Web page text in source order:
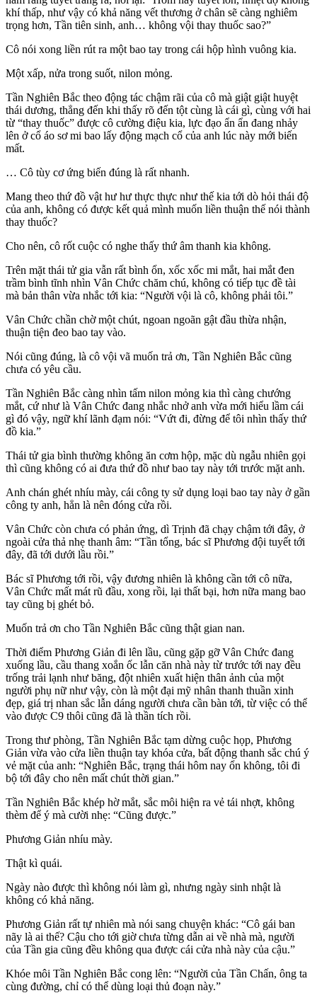
khí thấp, như vậy có khả năng vết thương ở chân sẽ càng nghiêm
trọng hơn, Tần tiên sinh, anh… không vội thay thuốc sao?”
Cô nói xong liền rút ra một bao tay trong cái hộp hình vuông kia.
Một xấp, nửa trong suốt, nilon mỏng.
Tần Nghiên Bắc theo động tác chậm rãi của cô mà giật giật huyệt
thái dương, thẳng đến khi thấy rõ đến tột cùng là cái gì, cùng với hai
từ “thay thuốc” được cô cường điệu kia, lực đạo ẩn ẩn đang nhảy
lên ở cổ áo sơ mi bao lấy động mạch cổ của anh lúc này mới biến
mất.
… Cô tùy cơ ứng biến đúng là rất nhanh.
Mang theo thứ đồ vật hư hư thực thực như thế kia tới dò hỏi thái độ
của anh, không có được kết quả mình muốn liền thuận thế nói thành
thay thuốc?
Cho nên, cô rốt cuộc có nghe thấy thứ âm thanh kia không.
Trên mặt thái tử gia vẫn rất bình ổn, xốc xốc mi mắt, hai mắt đen
trầm bình tĩnh nhìn Vân Chức chăm chú, không có tiếp tục đề tài
mà bản thân vừa nhắc tới kia: “Người vội là cô, không phải tôi.”
Vân Chức chần chờ một chút, ngoan ngoãn gật đầu thừa nhận,
thuận tiện đeo bao tay vào.
Nói cũng đúng, là cô vội vã muốn trả ơn, Tần Nghiên Bắc cũng
chưa có yêu cầu.
Tần Nghiên Bắc càng nhìn tấm nilon mỏng kia thì càng chướng
mắt, cứ như là Vân Chức đang nhắc nhở anh vừa mới hiểu lầm cái
gì đó vậy, ngữ khí lãnh đạm nói: “Vứt đi, đừng để tôi nhìn thấy thứ
đồ kia.”
Thái tử gia bình thường không ăn cơm hộp, mặc dù ngẫu nhiên gọi
thì cũng không có ai đưa thứ đồ như bao tay này tới trước mặt anh.
Anh chán ghét nhíu mày, cái công ty sử dụng loại bao tay này ở gần
công ty anh, hẳn là nên đóng cửa rồi.
Vân Chức còn chưa có phản ứng, dì Trịnh đã chạy chậm tới đây, ở
ngoài cửa thả nhẹ thanh âm: “Tần tổng, bác sĩ Phương đội tuyết tới
đây, đã tới dưới lầu rồi.”
Bác sĩ Phương tới rồi, vậy đương nhiên là không cần tới cô nữa,
Vân Chức mất mát rũ đầu, xong rồi, lại thất bại, hơn nữa mang bao
tay cũng bị ghét bỏ.
Muốn trả ơn cho Tần Nghiên Bắc cũng thật gian nan.
Thời điểm Phương Giản đi lên lầu, cũng gặp gỡ Vân Chức đang
xuống lầu, cầu thang xoắn ốc lẫn căn nhà này từ trước tới nay đều
trống trải lạnh như băng, đột nhiên xuất hiện thân ảnh của một
người phụ nữ như vậy, còn là một đại mỹ nhân thanh thuần xinh
đẹp, giá trị nhan sắc lẫn dáng người chưa cần bàn tới, từ việc có thể
vào được C9 thôi cũng đã là thần tích rồi.
Trong thư phòng, Tần Nghiên Bắc tạm dừng cuộc họp, Phương
Giản vừa vào cửa liền thuận tay khóa cửa, bất động thanh sắc chú ý
vẻ mặt của anh: “Nghiên Bắc, trạng thái hôm nay ổn không, tôi đi
bộ tới đây cho nên mất chút thời gian.”
Tần Nghiên Bắc khép hờ mắt, sắc môi hiện ra vẻ tái nhợt, không
thèm để ý mà cười nhẹ: “Cũng được.”
Phương Giản nhíu mày.
Thật kì quái.
Ngày nào được thì không nói làm gì, nhưng ngày sinh nhật là
không có khả năng.
Phương Giản rất tự nhiên mà nói sang chuyện khác: “Cô gái ban
nãy là ai thế? Cậu cho tới giờ chưa từng dẫn ai về nhà mà, người
của Tần gia cũng đều không qua được cái cửa nhà này của cậu.”
Khóe môi Tần Nghiên Bắc cong lên: “Người của Tần Chấn, ông ta
cùng đường, chỉ có thể dùng loại thủ đoạn này.”